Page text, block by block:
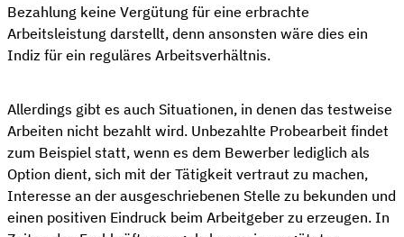
Bezahlung keine Vergütung für eine erbrachte
Arbeitsleistung darstellt, denn ansonsten wäre dies ein
Indiz für ein reguläres Arbeitsverhältnis.
Allerdings gibt es auch Situationen, in denen das testweise
Arbeiten nicht bezahlt wird. Unbezahlte Probearbeit findet
zum Beispiel statt, wenn es dem Bewerber lediglich als
Option dient, sich mit der Tätigkeit vertraut zu machen,
Interesse an der ausgeschriebenen Stelle zu bekunden und
einen positiven Eindruck beim Arbeitgeber zu erzeugen. In